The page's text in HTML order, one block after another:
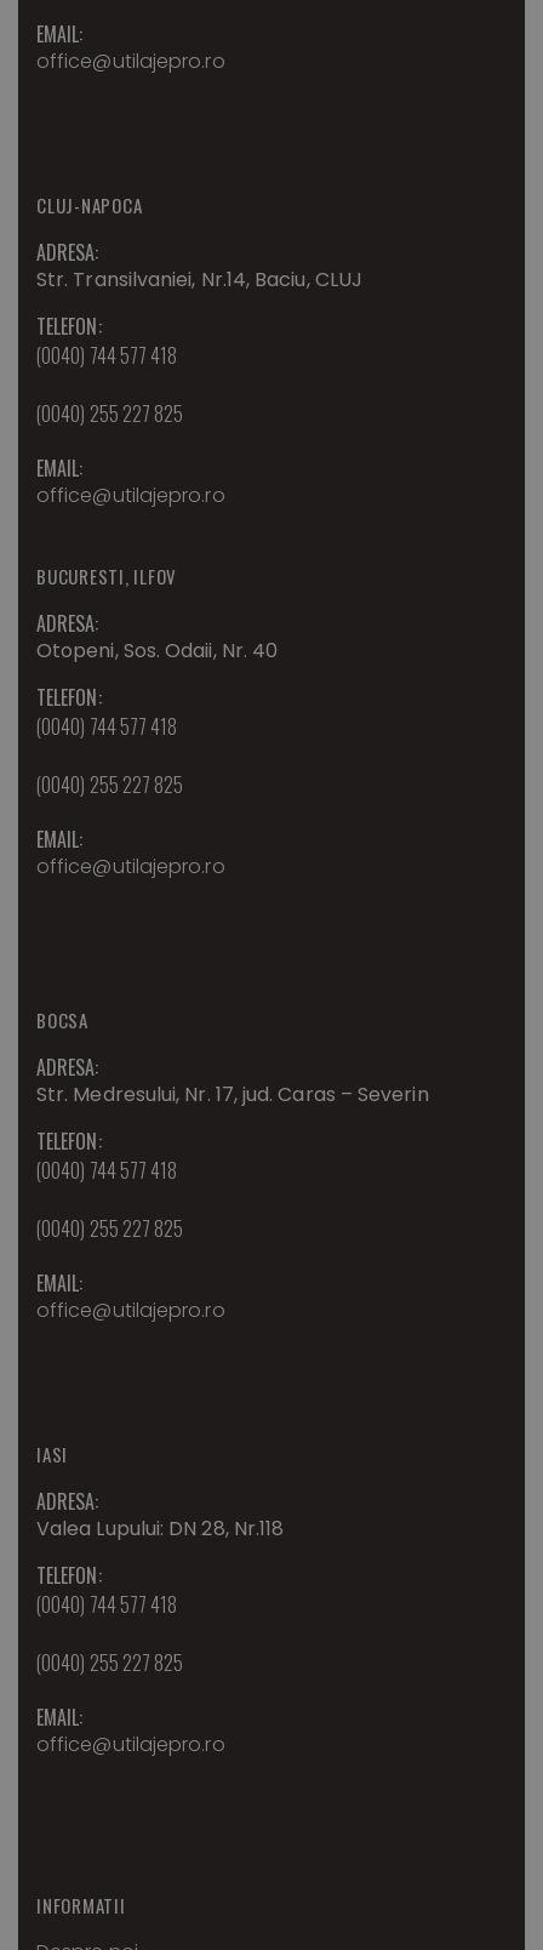
EMAIL:
office@utilajepro.ro
CLUJ-NAPOCA
ADRESA:
Str. Transilvaniei, Nr.14, Baciu, CLUJ
TELEFON:
(0040) 744 577 418
(0040) 255 227 825
EMAIL:
office@utilajepro.ro
BUCURESTI, ILFOV
ADRESA:
Otopeni, Sos. Odaii, Nr. 40
TELEFON:
(0040) 744 577 418
(0040) 255 227 825
EMAIL:
office@utilajepro.ro
BOCSA
ADRESA:
Str. Medresului, Nr. 17, jud. Caras – Severin
TELEFON:
(0040) 744 577 418
(0040) 255 227 825
EMAIL:
office@utilajepro.ro
IASI
ADRESA:
Valea Lupului: DN 28, Nr.118
TELEFON:
(0040) 744 577 418
(0040) 255 227 825
EMAIL:
office@utilajepro.ro
INFORMATII